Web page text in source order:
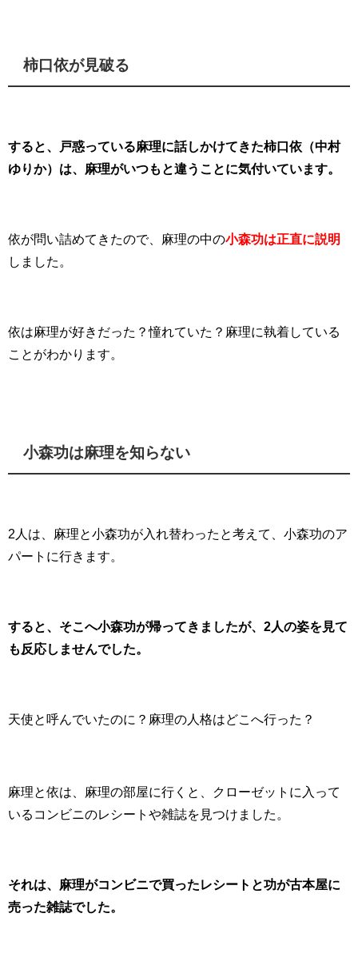
柿口依が見破る
すると、戸惑っている麻理に話しかけてきた柿口依（中村
ゆりか）は、麻理がいつもと違うことに気付いています。
依が問い詰めてきたので、麻理の中の小森功は正直に説明
しました。
依は麻理が好きだった？憧れていた？麻理に執着している
ことがわかります。
小森功は麻理を知らない
2人は、麻理と小森功が入れ替わったと考えて、小森功のア
パートに行きます。
すると、そこへ小森功が帰ってきましたが、2人の姿を見て
も反応しませんでした。
天使と呼んでいたのに？麻理の人格はどこへ行った？
麻理と依は、麻理の部屋に行くと、クローゼットに入って
いるコンビニのレシートや雑誌を見つけました。
それは、麻理がコンビニで買ったレシートと功が古本屋に
売った雑誌でした。